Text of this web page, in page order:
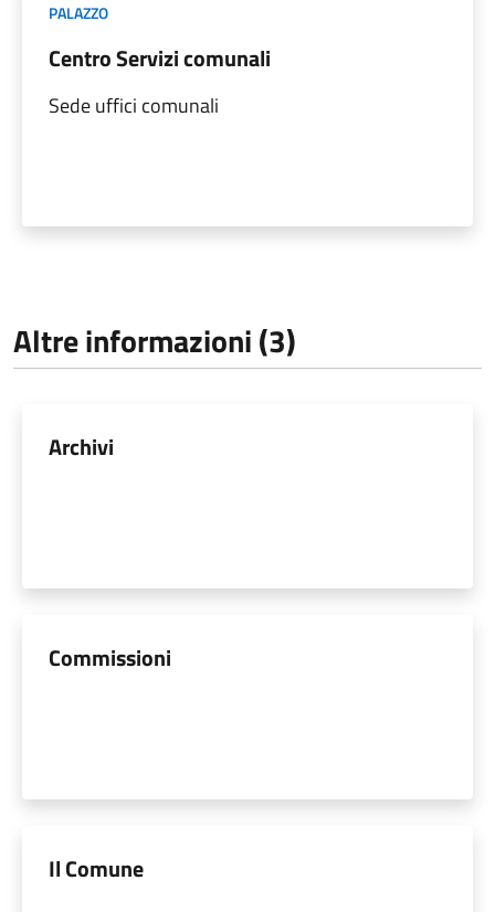
PALAZZO
Centro Servizi comunali
Sede uffici comunali
Altre informazioni (3)
Archivi
Commissioni
Il Comune